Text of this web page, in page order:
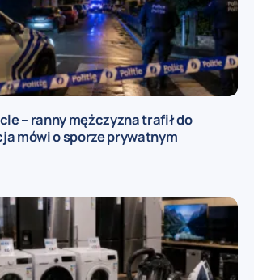
– ranny mężczyzna trafił do
mówi o sporze prywatnym